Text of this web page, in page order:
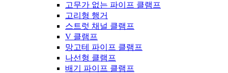
고무가 없는 파이프 클램프
고리형 행거
스트럿 채널 클램프
V 클램프
망고테 파이프 클램프
나선형 클램프
배기 파이프 클램프